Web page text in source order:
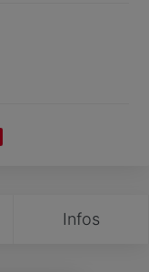
Infos